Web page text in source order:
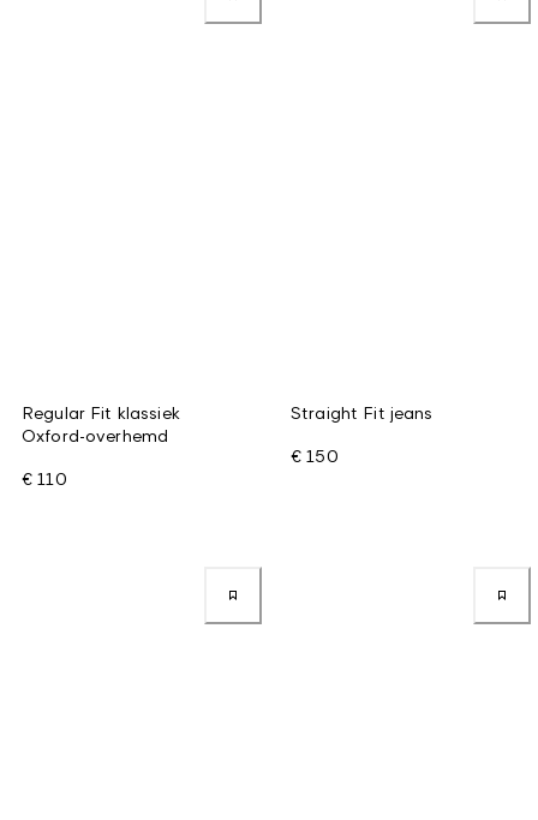
Regular Fit klassiek
Oxford-overhemd
€ 110
Straight Fit jeans
€ 150